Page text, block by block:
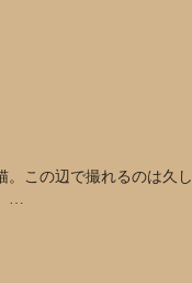
。この辺で撮れるのは久し
…